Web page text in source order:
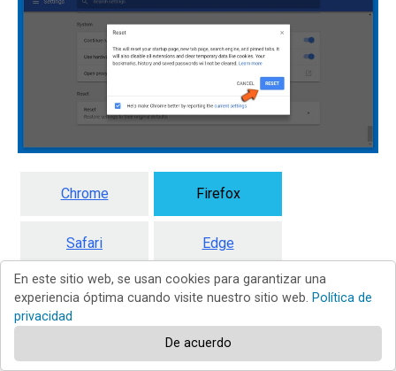
Chrome Firefox
Safari Edge
Elimine las extensiones maliciosas de
Mozilla Firefox:
En este sitio web, se usan cookies para garantizar una
experiencia óptima cuando visite nuestro sitio web. Política de
privacidad
De acuerdo